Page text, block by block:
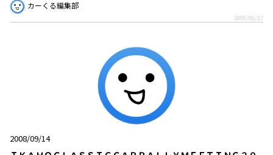
カーくる編集部
2008/06/27
2008/09/14